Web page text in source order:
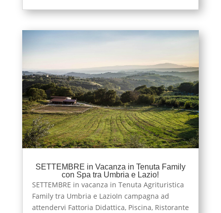
SETTEMBRE in Vacanza in Tenuta Family
con Spa tra Umbria e Lazio!
SETTEMBRE in vacanza in Tenuta Agrituristica
Family tra Umbria e LazioIn campagna ad
attendervi Fattoria Didattica, Piscina, Ristorante